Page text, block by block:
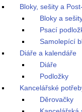
Bloky, sešity a
Bloky a
Psací
Samolepící
Diáře a kalendáře
Diáře
Podložky
Kancelářské
Děrovačky